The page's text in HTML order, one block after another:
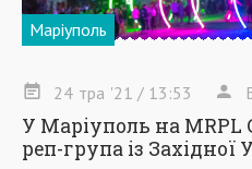
Маріуполь
24 тра '21 / 13:53
У Маріуполь на MRPL
реп-група із Західної